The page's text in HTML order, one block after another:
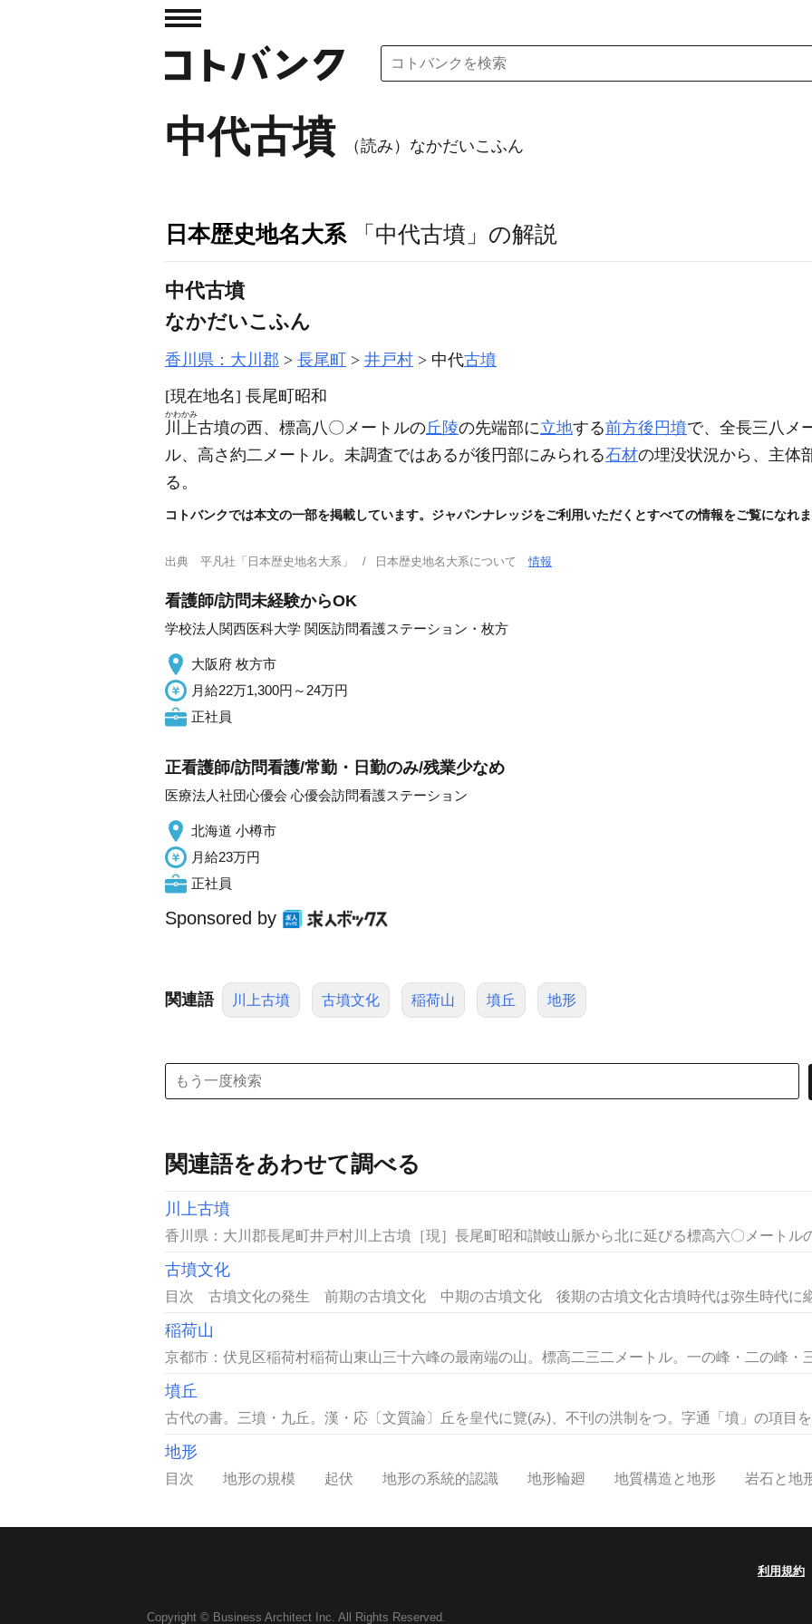
中代古墳 （読み）なかだいこふん
日本歴史地名大系 「中代古墳」の解説
中代古墳
なかだいこふん
香川県：大川郡 長尾町 井戸村 中代古墳
[現在地名] 長尾町昭和
川上
かわかみ
古墳の西、標高八〇メートルの丘陵の先端部に立地する前方後円墳で、全長三八メ
ル、高さ約二メートル。未調査ではあるが後円部にみられる石材の埋没状況から、主体
る。
コトバンクでは本文の一部を掲載しています。ジャパンナレッジをご利用いただくとすべての情報をご覧になれ
出典 平凡社「日本歴史地名大系」 日本歴史地名大系について情報
看護師/訪問未経験からOK
学校法人関西医科大学 関医訪問看護ステーション・枚方
大阪府 枚方市
月給22万1,300円～24万円
正社員
正看護師/訪問看護/常勤・日勤のみ/残業少なめ
医療法人社団心優会 心優会訪問看護ステーション
北海道 小樽市
月給23万円
正社員
Sponsored by
関連語 川上古墳 古墳文化 稲荷山 墳丘 地形
関連語をあわせて調べる
川上古墳
香川県：大川郡長尾町井戸村川上古墳［現］長尾町昭和讃岐山脈から北に延びる標高六〇メートル
古墳文化
目次 古墳文化の発生 前期の古墳文化 中期の古墳文化 後期の古墳文化古墳時代は弥生時代に
稲荷山
京都市：伏見区稲荷村稲荷山東山三十六峰の最南端の山。標高二三二メートル。一の峰・二の峰・
墳丘
古代の書。三墳・九丘。漢・応〔文質論〕丘を皇代に覽(み)、不刊の洪制をつ。字通「墳」の項目
地形
目次 地形の規模 起伏 地形の系統的認識 地形輪廻 地質構造と地形 岩石と地
利用規約
Copyright © Business Architect Inc. All Rights Reserved.